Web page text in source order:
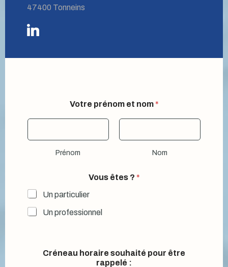
47400 Tonneins
Votre prénom et nom *
Prénom Nom
Vous êtes ? *
Un particulier
Un professionnel
Créneau horaire souhaité pour être
rappelé :